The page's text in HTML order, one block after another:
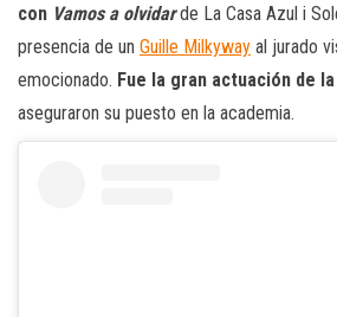
con Vamos a olvidar de La Casa Azul i
presencia de un Guille Milkyway al jurado
emocionado. Fue la gran actuación de
aseguraron su puesto en la academia.